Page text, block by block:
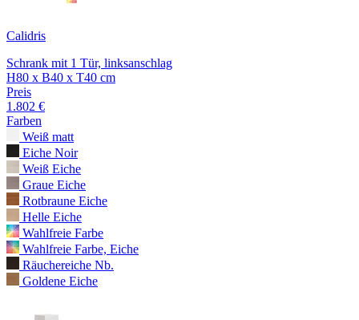
Calidris
Schrank mit 1 Tür, linksanschlag
H80 x B40 x T40 cm
Preis
1.802 €
Farben
Weiß matt
Eiche Noir
Weiß Eiche
Graue Eiche
Rotbraune Eiche
Helle Eiche
Wahlfreie Farbe
Wahlfreie Farbe, Eiche
Räuchereiche Nb.
Goldene Eiche